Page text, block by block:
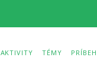
AKTIVITY TÉMY